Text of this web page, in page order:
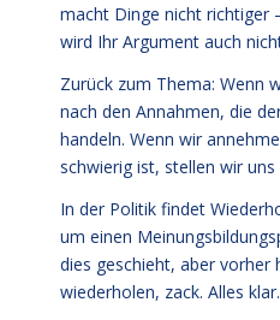
macht Dinge nicht richtiger
wird Ihr Argument auch
Zurück zum Thema: Wenn
nach den Annahmen, die
handeln. Wenn wir
schwierig ist, stellen wir
In der Politik findet
um einen
dies geschieht, aber vorher
wiederholen, zack. Alles klar.